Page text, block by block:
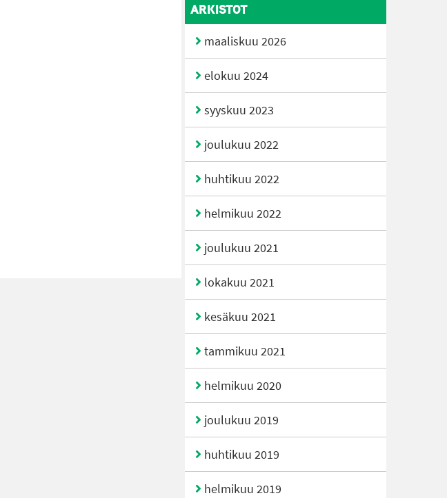
ARKISTOT
maaliskuu 2026
elokuu 2024
syyskuu 2023
joulukuu 2022
huhtikuu 2022
helmikuu 2022
joulukuu 2021
lokakuu 2021
kesäkuu 2021
tammikuu 2021
helmikuu 2020
joulukuu 2019
huhtikuu 2019
helmikuu 2019